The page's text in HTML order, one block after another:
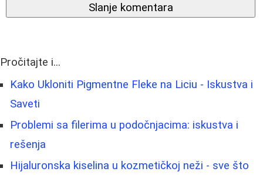
Slanje komentara
Pročitajte i...
Kako Ukloniti Pigmentne Fleke na Liciu - Iskustva i
Saveti
Problemi sa filerima u podočnjacima: iskustva i
rešenja
Hijaluronska kiselina u kozmetičkoj neži - sve što